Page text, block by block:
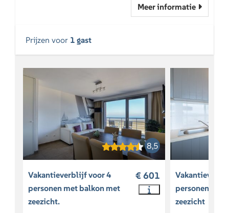
Meer informatie
Prijzen voor 1 gast
8,5
€ 601
Vakantieverblijf voor 4
personen met balkon met
zeezicht.
personen met
zeezicht